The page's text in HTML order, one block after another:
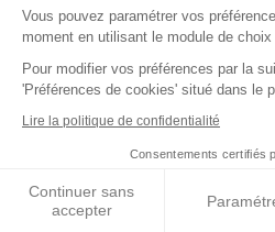
Un Opticien Par Conviction
vous géographiquement et
toujours un Opticien Par
prestation la plus
Vous pouvez paramétrer vos
moment en utilisant le module de
Pour modifier vos préférences par la
'Préférences de cookies' situé dans le
Lire la politique de confidentialité
Consentements certifiés
Continuer sans
accepter